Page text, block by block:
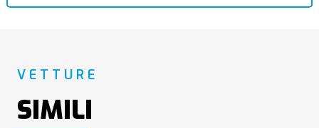
VETTURE
SIMILI